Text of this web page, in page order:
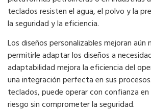
teclados resisten el agua, el polvo y la
la seguridad y la eficiencia.
Los diseños personalizables mejoran aún
permitirle adaptar los diseños a
adaptabilidad mejora la eficiencia del
una integración perfecta en sus
teclados, puede operar con confianza
riesgo sin comprometer la seguridad.